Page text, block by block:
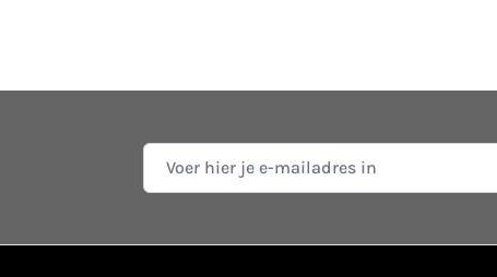
E-mail adres